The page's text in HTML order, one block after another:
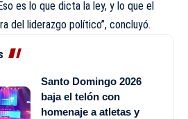
es lo que dicta la ley, y lo que el
del liderazgo político”, concluyó.
Santo Domingo 2026
baja el telón con
homenaje a atletas y